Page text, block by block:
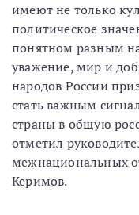
имеют не только
политическое
понятном разным
уважение, мир и
народов России
стать важным
страны в общую
отметил
межнациональных
Керимов.